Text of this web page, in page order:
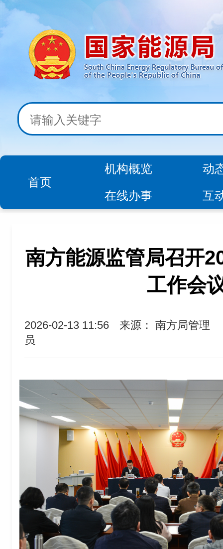
首页
机构概览
动
在线办事
互
南方能源监管局召开
工作会
2026-02-13 11:56
来源： 南方局管理
员